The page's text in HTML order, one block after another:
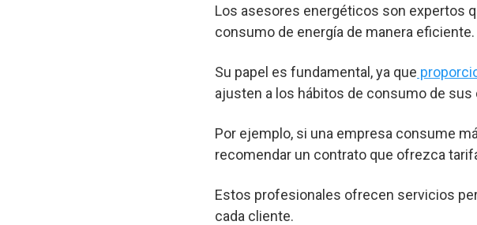
Los asesores energéticos son expertos
consumo de energía de manera eficiente.
Su papel es fundamental, ya que
ajusten a los hábitos de consumo de sus
Por ejemplo, si una empresa consume
recomendar un contrato que ofrezca
Estos profesionales ofrecen servicios
cada cliente.